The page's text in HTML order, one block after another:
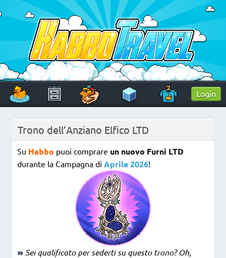
to
content
HabboTravel
Un viaggio di pixel!
Login
Trono dell’Anziano Elfico LTD
Su Habbo puoi comprare un nuovo Furni LTD
durante la Campagna di Aprile 2026!
Sei qualificato per sederti su questo trono? Oh,